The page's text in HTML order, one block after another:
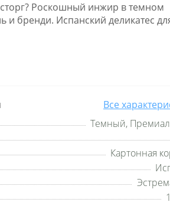
Роскошный инжир в темном
бренди. Испанский деликатес
Все
Темный,
Картонная